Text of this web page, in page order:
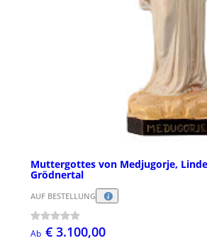
Muttergottes von Medjugorje,
Grödnertal
AUF BESTELLUNG
Ab € 3.100,00